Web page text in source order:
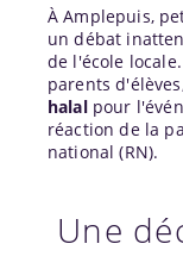
À Amplepuis,
un débat
de l'école
parents
halalpour
réaction de la
national (RN).
Une